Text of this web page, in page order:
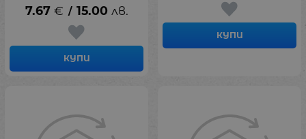
7.67 € / 15.00 лв.
КУПИ
КУПИ